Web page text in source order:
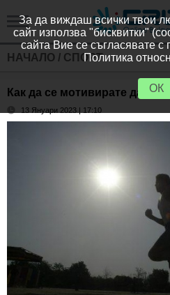
НАЧАЛО / СПОРТ
Как да се мотивирате да
13 Януари 2023 | 17:10
За да виждаш всички твои
сайт използва "бисквитки"
сайта Вие се съгласявате
Политика
ОК